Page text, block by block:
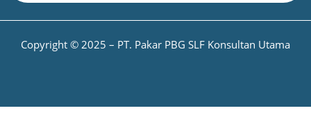
Copyright © 2025 – PT. Pakar PBG SLF Konsultan Utama